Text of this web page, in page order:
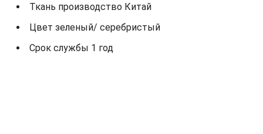
Ткань производство Китай
Цвет зеленый/ серебристый
Срок службы 1 год